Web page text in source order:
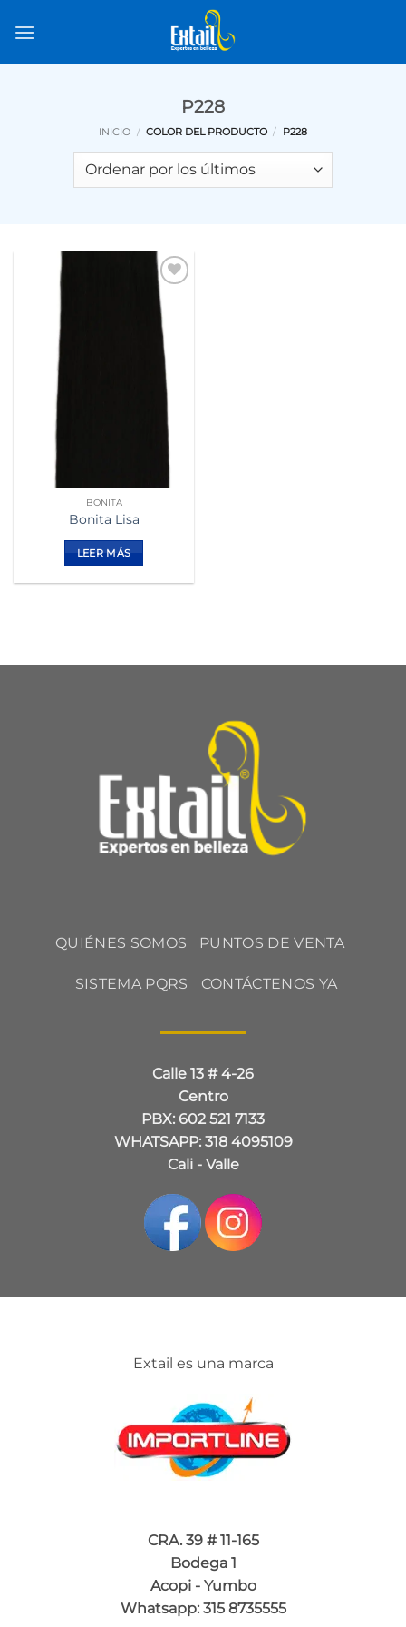
P228
INICIO / COLOR DEL PRODUCTO / P228
Añadir
a la
lista de
deseos
BONITA
Bonita Lisa
LEER MÁS
QUIÉNES SOMOS PUNTOS DE VENTA
SISTEMA PQRS CONTÁCTENOS YA
Calle 13 # 4-26
Centro
PBX: 602 521 7133
WHATSAPP: 318 4095109
Cali - Valle
Extail es una marca
CRA. 39 # 11-165
Bodega 1
Acopi - Yumbo
Whatsapp: 315 8735555